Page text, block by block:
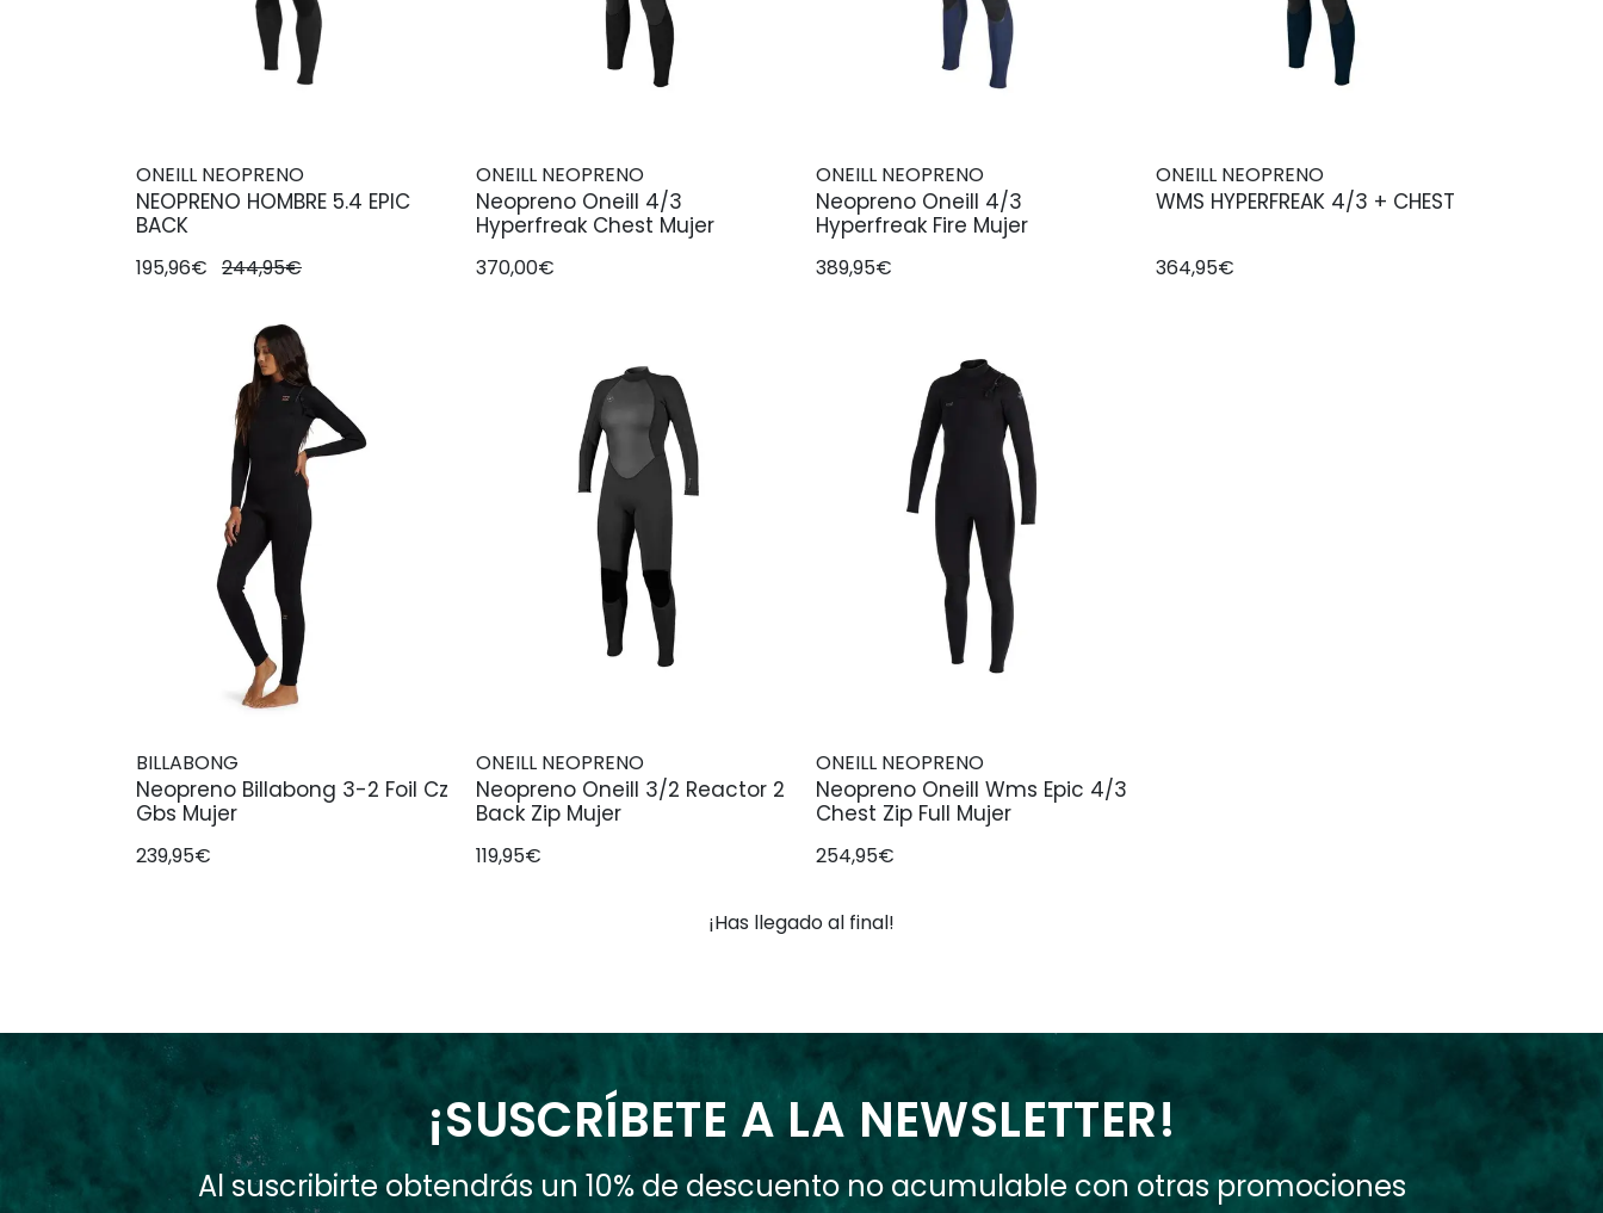
ONEILL NEOPRENO
NEOPRENO HOMBRE 5.4 EPIC
BACK
195,96€ 244,95€
ONEILL NEOPRENO
Neopreno Oneill 4/3
Hyperfreak Chest Mujer
370,00€
ONEILL NEOPRENO
Neopreno Oneill 4/3
Hyperfreak Fire Mujer
389,95€
ONEILL NEOPRENO
WMS HYPERFREAK 4/3 + CHEST
364,95€
BILLABONG
Neopreno Billabong 3-2 Foil Cz
Gbs Mujer
239,95€
ONEILL NEOPRENO
Neopreno Oneill 3/2 Reactor 2
Back Zip Mujer
119,95€
ONEILL NEOPRENO
Neopreno Oneill Wms Epic 4/3
Chest Zip Full Mujer
254,95€
¡Has llegado al final!
¡SUSCRÍBETE A LA NEWSLETTER!
Al suscribirte obtendrás un 10% de descuento no acumulable con otras promociones